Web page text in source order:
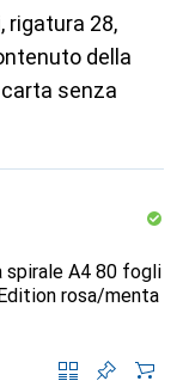
rigatura 28,
della
senza
spirale A4 80 fogli
rosa/menta